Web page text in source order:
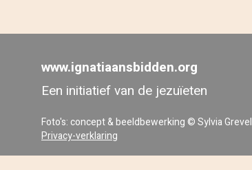
www.ignatiaansbidden.org
Een initiatief van de jezuïeten
Foto's: concept & beeldbewerking © Sylvia Grevel
Privacy-verklaring